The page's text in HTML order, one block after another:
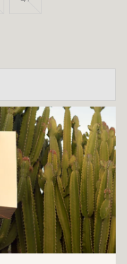
Lolia-sandalen en ben